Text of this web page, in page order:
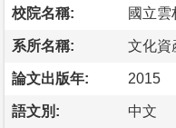
校院名稱: 國立雲
系所名稱: 文化資
論文出版年: 2015
語文別: 中文